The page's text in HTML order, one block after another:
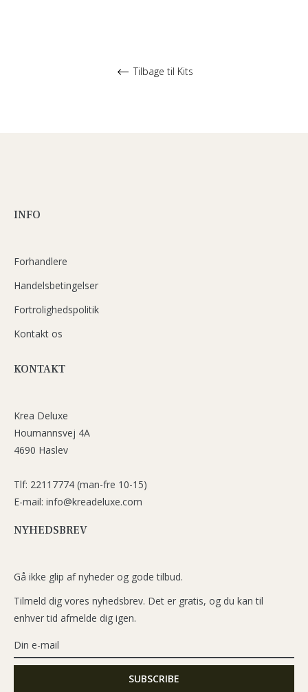
Tilbage til Kits
INFO
Forhandlere
Handelsbetingelser
Fortrolighedspolitik
Kontakt os
KONTAKT
Krea Deluxe
Houmannsvej 4A
4690 Haslev
Tlf: 22117774 (man-fre 10-15)
E-mail: info@kreadeluxe.com
NYHEDSBREV
Gå ikke glip af nyheder og gode tilbud.
Tilmeld dig vores nyhedsbrev. Det er gratis, og du kan til
enhver tid afmelde dig igen.